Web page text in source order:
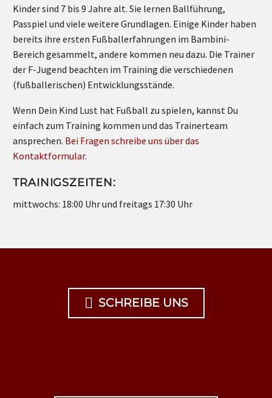
Kinder sind 7 bis 9 Jahre alt. Sie lernen Ballführung,
Passpiel und viele weitere Grundlagen. Einige Kinder haben
bereits ihre ersten Fußballerfahrungen im Bambini-
Bereich gesammelt, andere kommen neu dazu. Die Trainer
der F-Jugend beachten im Training die verschiedenen
(fußballerischen) Entwicklungsstände.
Wenn Dein Kind Lust hat Fußball zu spielen, kannst Du
einfach zum Training kommen und das Trainerteam
ansprechen. Bei Fragen schreibe uns über das
Kontaktformular.
TRAINIGSZEITEN:
mittwochs: 18:00 Uhr und freitags 17:30 Uhr
 SCHREIBE UNS